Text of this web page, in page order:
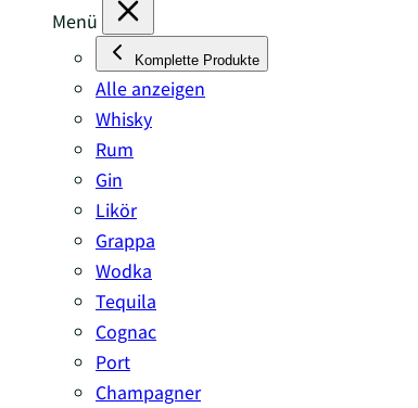
Menü
Komplette Produkte
Alle anzeigen
Whisky
Rum
Gin
Likör
Grappa
Wodka
Tequila
Cognac
Port
Champagner